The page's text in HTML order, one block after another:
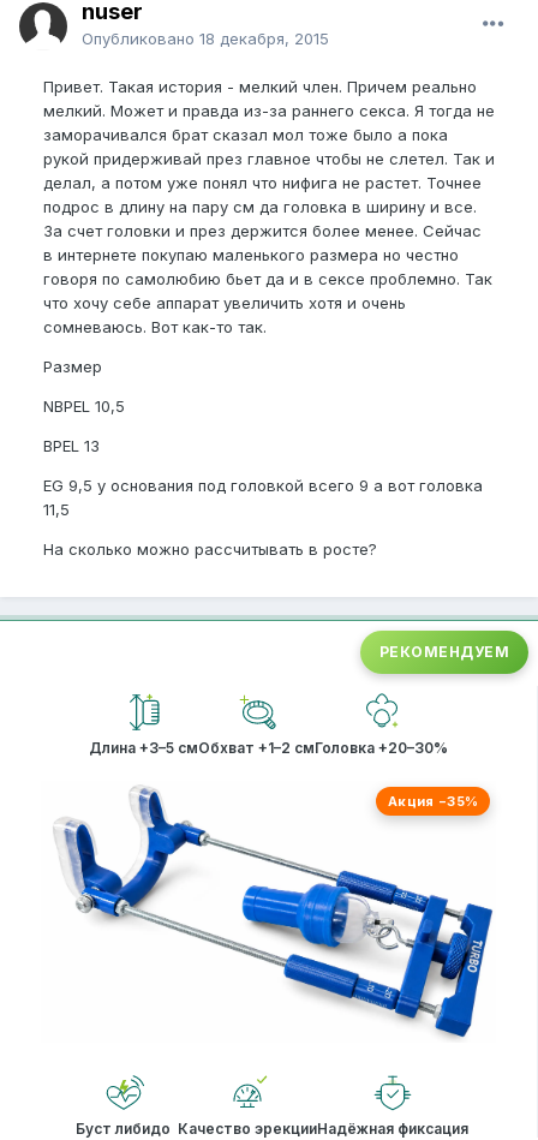
nuser
Опубликовано 18 декабря, 2015
Привет. Такая история - мелкий член. Причем реально
мелкий. Может и правда из-за раннего секса. Я тогда не
заморачивался брат сказал мол тоже было а пока
рукой придерживай през главное чтобы не слетел. Так и
делал, а потом уже понял что нифига не растет. Точнее
подрос в длину на пару см да головка в ширину и все.
За счет головки и през держится более менее. Сейчас
в интернете покупаю маленького размера но честно
говоря по самолюбию бьет да и в сексе проблемно. Так
что хочу себе аппарат увеличить хотя и очень
сомневаюсь. Вот как-то так.
Размер
NBPEL 10,5
BPEL 13
EG 9,5 у основания под головкой всего 9 а вот головка
11,5
На сколько можно рассчитывать в росте?
РЕКОМЕНДУЕМ
Длина +3–5 смОбхват +1–2 смГоловка +20–30%
Акция −35%
Буст либидо Качество эрекцииНадёжная фиксация